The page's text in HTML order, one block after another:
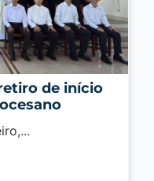
de início